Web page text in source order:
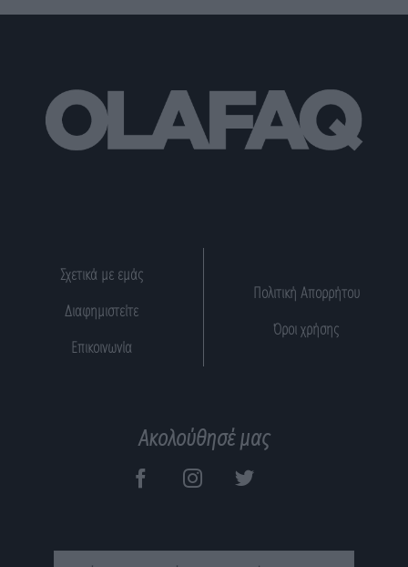
Σχετικά με εμάς
Διαφημιστείτε
Επικοινωνία
Πολιτική Απορρήτου
Όροι χρήσης
Ακολούθησέ μας